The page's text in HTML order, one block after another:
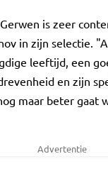
is zeer
in zijn selectie.
leeftijd, een
en zijn
maar beter gaat
Advertentie